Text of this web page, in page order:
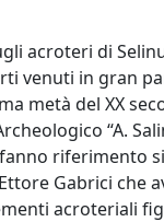
acroteri di
venuti in gran
metà del XX
“A.
riferimento
Gabrici che
acroteriali